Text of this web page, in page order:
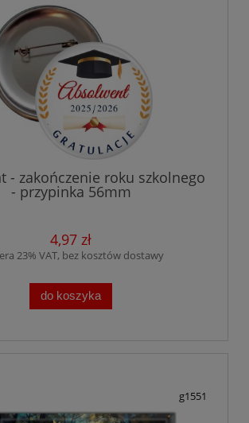
- zakończenie roku szkolnego
- przypinka 56mm
4,97 zł
23% VAT, bez kosztów dostawy
do koszyka
g1551